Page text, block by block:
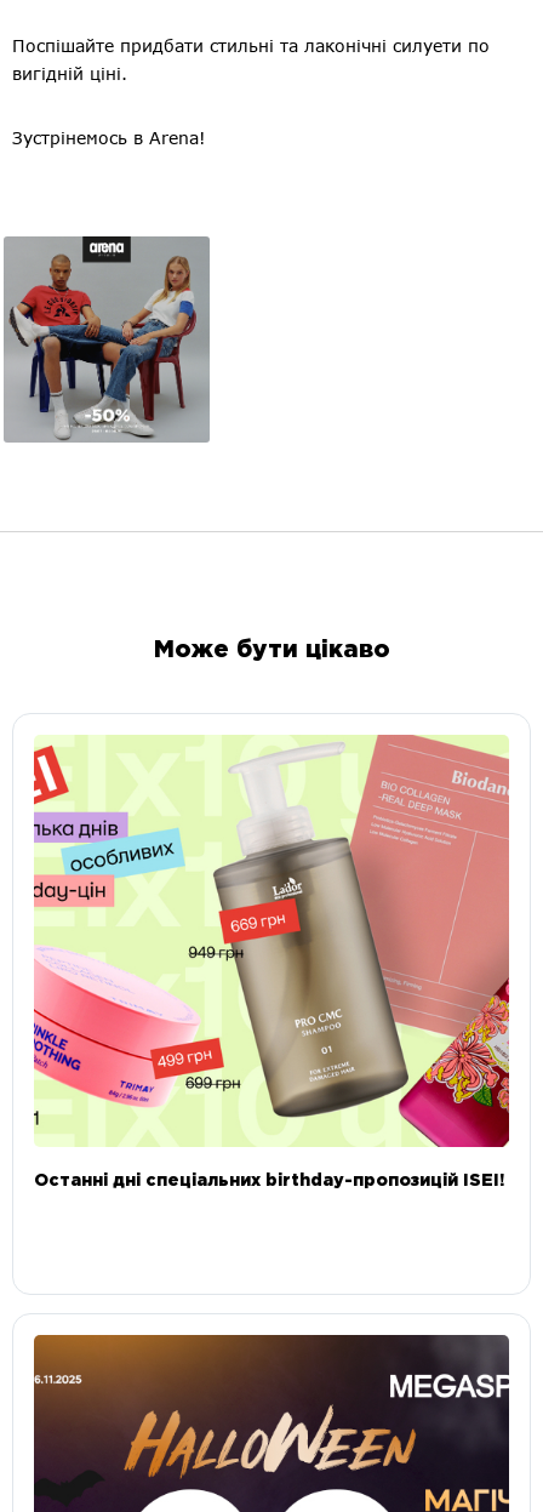
Поспішайте придбати стильні та лаконічні силуети по
вигідній ціні.
Зустрінемось в Arena!
Може бути цікаво
Останні дні спеціальних birthday-пропозицій ISEI!